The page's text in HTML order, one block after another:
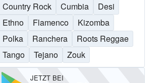
Country Rock
Cumbia
Desi
Ethno
Flamenco
Kizomba
Polka
Ranchera
Roots Reggae
Tango
Tejano Zouk
JETZT BEI